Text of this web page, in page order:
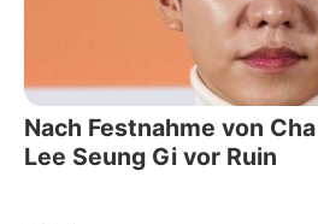
Nach Festnahme von
Lee Seung Gi vor Ruin